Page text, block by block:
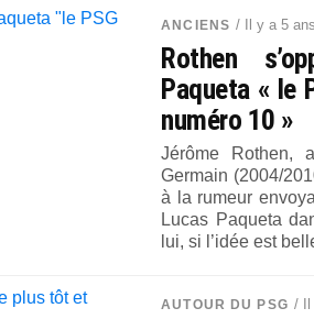
ANCIENS / Il y a 5 ans
Rothen
Paqueta « le
numéro 10 »
Jérôme Rothen,
Germain (2004/
à la rumeur
Lucas Paqueta
lui, si l’idée est
AUTOUR DU PSG / Il